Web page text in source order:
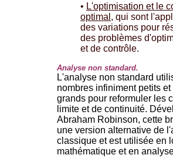
• L'optimisation et le
optimal , qui sont
des variations pour
des problèmes
et de contrôle.
Analyse non standard.
L'analyse non standard
nombres infiniment petits
grands pour reformuler les
limite et de continuité.
Abraham Robinson, cette
une version alternative de
classique et est utilisée en
mathématique et en